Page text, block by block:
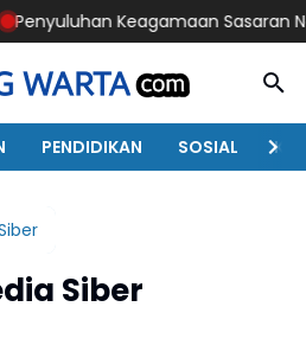
Sasaran Non Fisik
PENDIDIKAN SOSIAL
Siber